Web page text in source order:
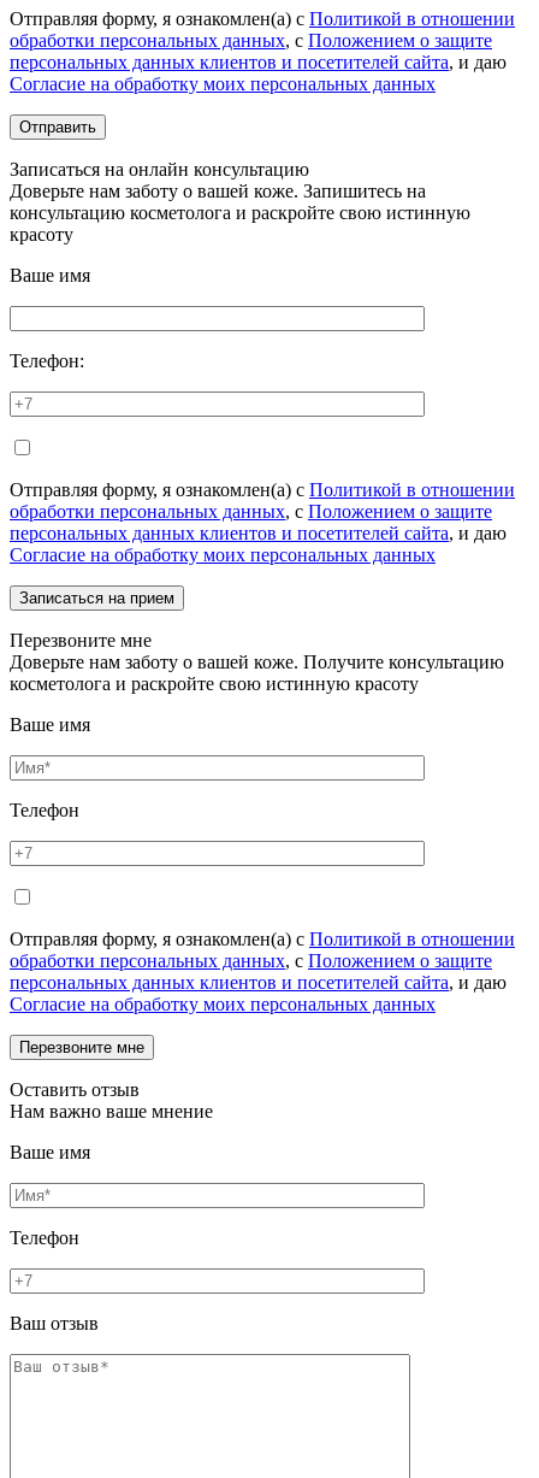
Отправляя форму, я ознакомлен(а) с Политикой в отношении
обработки персональных данных, с Положением о защите
персональных данных клиентов и посетителей сайта, и даю
Согласие на обработку моих персональных данных
Записаться на онлайн консультацию
Доверьте нам заботу о вашей коже. Запишитесь на
консультацию косметолога и раскройте свою истинную
красоту
Ваше имя
Телефон:
Отправляя форму, я ознакомлен(а) с Политикой в отношении
обработки персональных данных, с Положением о защите
персональных данных клиентов и посетителей сайта, и даю
Согласие на обработку моих персональных данных
Перезвоните мне
Доверьте нам заботу о вашей коже. Получите консультацию
косметолога и раскройте свою истинную красоту
Ваше имя
Телефон
Отправляя форму, я ознакомлен(а) с Политикой в отношении
обработки персональных данных, с Положением о защите
персональных данных клиентов и посетителей сайта, и даю
Согласие на обработку моих персональных данных
Оставить отзыв
Нам важно ваше мнение
Ваше имя
Телефон
Ваш отзыв